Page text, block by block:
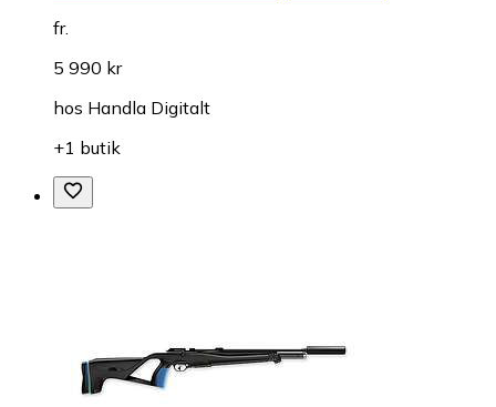
fr.
5 990 kr
hos Handla Digitalt
+1 butik